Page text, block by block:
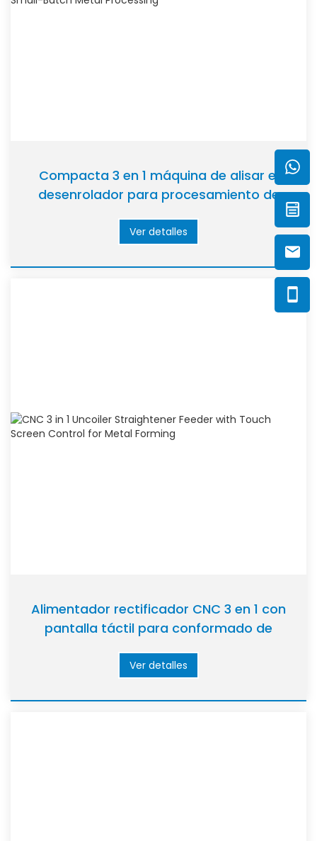
Compacta 3 en 1 máquina de alisar el
desenrolador para procesamiento de
Ver detalles
Alimentador rectificador CNC 3 en 1 con
pantalla táctil para conformado de
Ver detalles